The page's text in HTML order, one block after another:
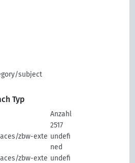
subject
Typ
Anzahl
2517
zbw-exte undefi
ned
zbw-exte undefi